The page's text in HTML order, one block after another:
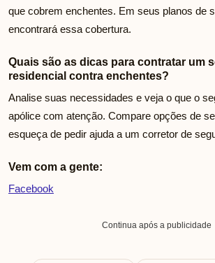
que cobrem enchentes. Em seus planos de
encontrará essa cobertura.
Quais são as dicas para contratar um
residencial contra enchentes?
Analise suas necessidades e veja o que o
apólice com atenção. Compare opções de
esqueça de pedir ajuda a um corretor de
Vem com a gente:
Facebook
Continua após a publicidade